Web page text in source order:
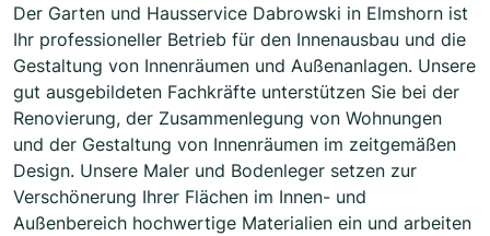
Der Garten und Hausservice Dabrowski in Elmshorn ist
Ihr professioneller Betrieb für den Innenausbau und die
Gestaltung von Innenräumen und Außenanlagen. Unsere
gut ausgebildeten Fachkräfte unterstützen Sie bei der
Renovierung, der Zusammenlegung von Wohnungen
und der Gestaltung von Innenräumen im zeitgemäßen
Design. Unsere Maler und Bodenleger setzen zur
Verschönerung Ihrer Flächen im Innen- und
Außenbereich hochwertige Materialien ein und arbeiten